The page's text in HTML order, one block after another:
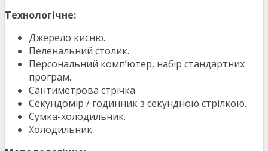
Технологічне:
Джерело кисню.
Пеленальний столик.
Персональний комп’ютер, набір стандартних
програм.
Сантиметрова стрічка.
Секундомір / годинник з секундною стрілкою.
Сумка-холодильник.
Холодильник.